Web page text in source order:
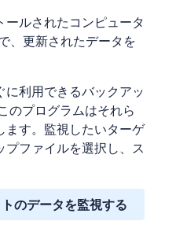
ルされたコンピュータ
、更新されたデータを
利用できるバックアッ
のプログラムはそれら
ます。監視したいターゲ
プファイルを選択し、ス
のデータを監視する